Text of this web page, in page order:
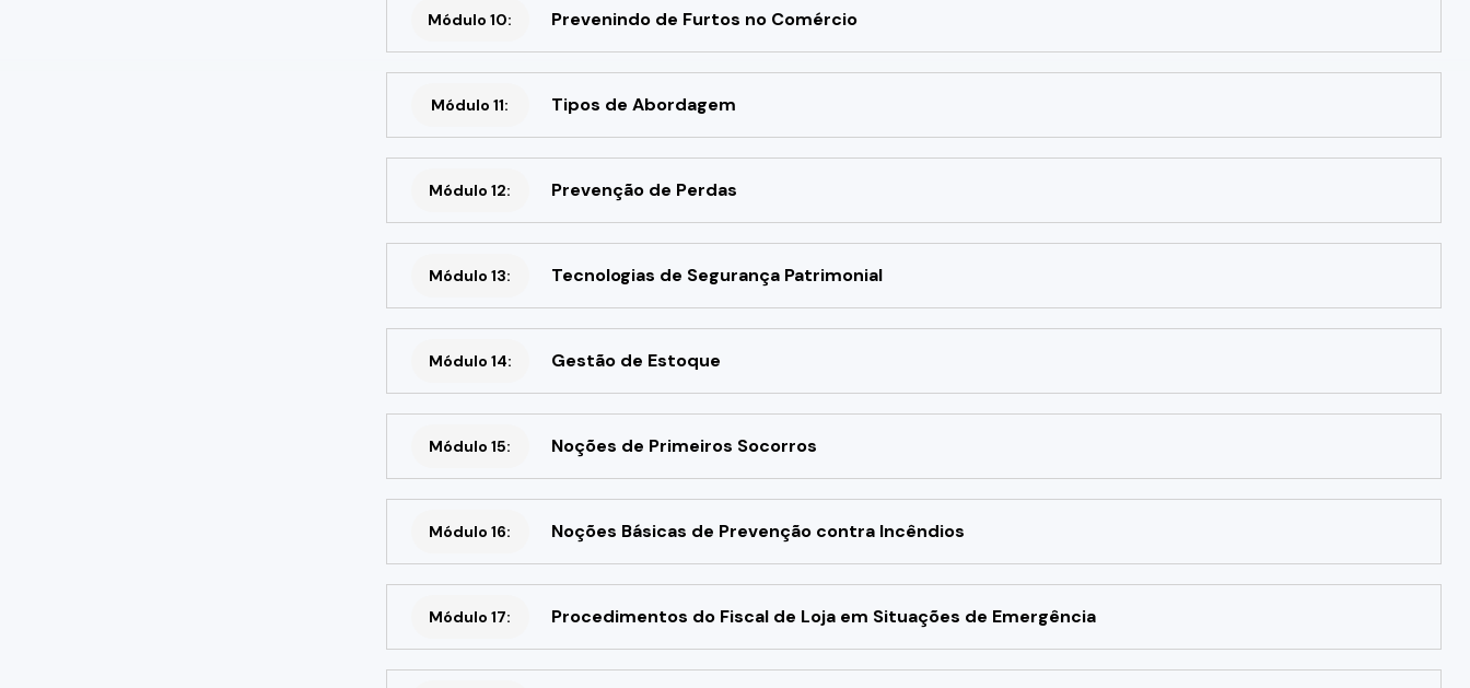
Módulo 10: Prevenindo de Furtos no Comércio
Módulo 11: Tipos de Abordagem
Módulo 12: Prevenção de Perdas
Módulo 13: Tecnologias de Segurança Patrimonial
Módulo 14: Gestão de Estoque
Módulo 15: Noções de Primeiros Socorros
Módulo 16: Noções Básicas de Prevenção contra Incêndios
Módulo 17: Procedimentos do Fiscal de Loja em Situações de Emergência